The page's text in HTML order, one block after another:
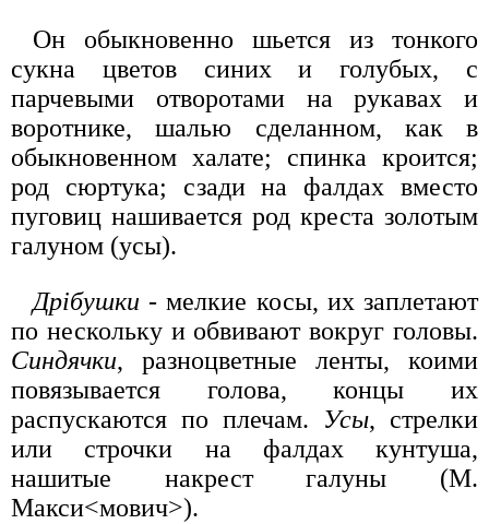
Он обыкновенно шьется из тонкого
сукна цветов синих и голубых, с
парчевыми отворотами на рукавах и
воротнике, шалью сделанном, как в
обыкновенном халате; спинка кроится;
род сюртука; сзади на фалдах вместо
пуговиц нашивается род креста золотым
галуном (усы).
Дрібушки- мелкие косы, их заплетают
по нескольку и обвивают вокруг головы.
Синдячки, разноцветные ленты, коими
повязывается голова, концы их
распускаются по плечам. Усы, стрелки
или строчки на фалдах кунтуша,
нашитые накрест галуны (М.
Макси<мович>).